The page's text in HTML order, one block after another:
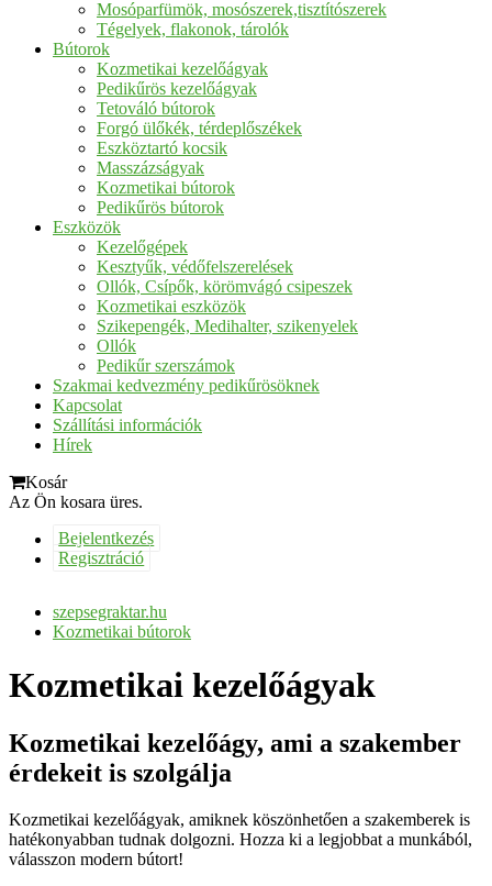
Mosóparfümök, mosószerek,tisztítószerek
Tégelyek, flakonok, tárolók
Bútorok
Kozmetikai kezelőágyak
Pedikűrös kezelőágyak
Tetováló bútorok
Forgó ülőkék, térdeplőszékek
Eszköztartó kocsik
Masszázságyak
Kozmetikai bútorok
Pedikűrös bútorok
Eszközök
Kezelőgépek
Kesztyűk, védőfelszerelések
Ollók, Csípők, körömvágó csipeszek
Kozmetikai eszközök
Szikepengék, Medihalter, szikenyelek
Ollók
Pedikűr szerszámok
Szakmai kedvezmény pedikűrösöknek
Kapcsolat
Szállítási információk
Hírek
Kosár
Az Ön kosara üres.
Bejelentkezés
Regisztráció
szepsegraktar.hu
Kozmetikai bútorok
Kozmetikai kezelőágyak
Kozmetikai kezelőágy, ami a szakember
érdekeit is szolgálja
Kozmetikai kezelőágyak, amiknek köszönhetően a szakemberek is
hatékonyabban tudnak dolgozni. Hozza ki a legjobbat a munkából,
válasszon modern bútort!